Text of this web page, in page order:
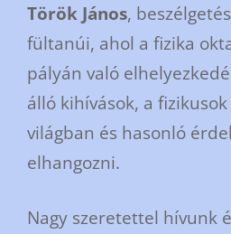
Török János,
fültanúi, ahol a fizika
pályán való
álló kihívások, a
világban és hasonló
elhangozni.
Nagy szeretettel hívunk